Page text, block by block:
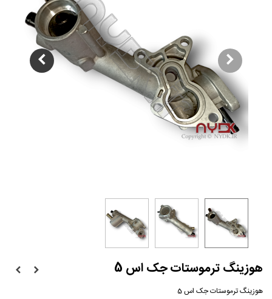
هوزینگ ترموستات جک اس 5
هوزینگ ترموستات جک اس 5